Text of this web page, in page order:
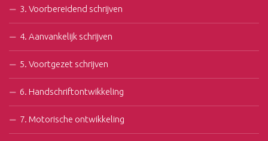
3. Voorbereidend schrijven
4. Aanvankelijk schrijven
5. Voortgezet schrijven
6. Handschriftontwikkeling
7. Motorische ontwikkeling